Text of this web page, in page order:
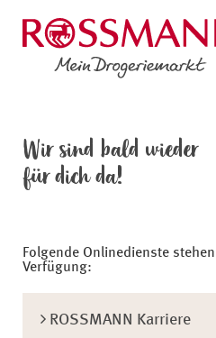
Wir sind bald wieder
für dich da!
Folgende Onlinedienste
Verfügung:
ROSSMANN Karriere